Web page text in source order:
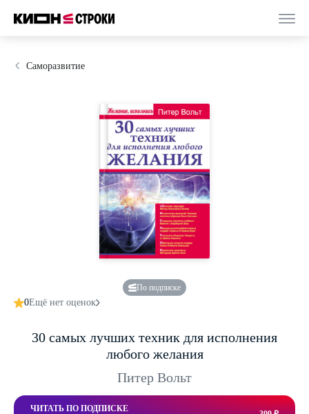
Саморазвитие
По подписке
0Ещё нет оценок
30 самых лучших техник для исполнения
любого желания
Питер Вольт
ЧИТАТЬ ПО ПОДПИСКЕ